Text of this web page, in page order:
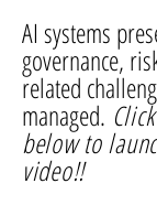
AI systems
governance,
related
managed.
below to
video!!